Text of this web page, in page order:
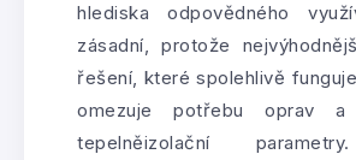
hlediska odpovědného
zásadní, protože
řešení, které spolehlivě
omezuje potřebu oprav a
tepelněizolační